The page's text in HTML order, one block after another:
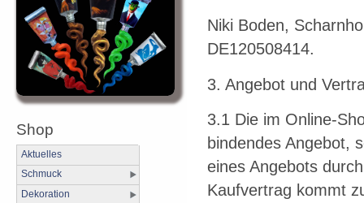
Shop
Aktuelles
Schmuck
Dekoration
Niki Boden,
DE120508414.
3. Angebot und
3.1 Die im Online-
bindendes Angebot,
eines Angebots
Kaufvertrag kommt